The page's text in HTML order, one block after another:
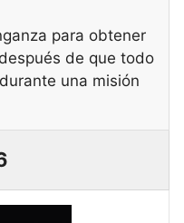
para obtener
de que todo
una misión